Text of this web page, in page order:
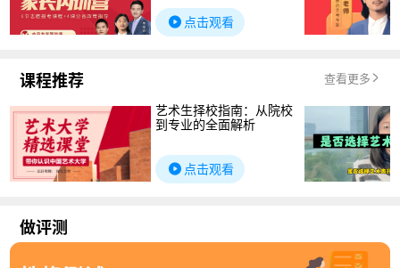
点击观看
课程推荐 查看更多
艺术生择校指南：从院校
到专业的全面解析
点击观看
做评测